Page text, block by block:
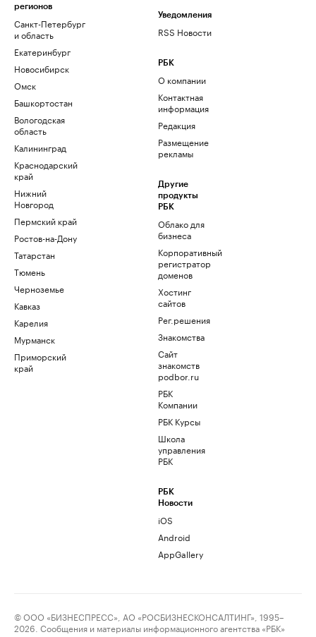
регионов
Санкт-Петербург
и область
Екатеринбург
Новосибирск
Омск
Башкортостан
Вологодская
область
Калининград
Краснодарский
край
Нижний
Новгород
Пермский край
Ростов-на-Дону
Татарстан
Тюмень
Черноземье
Кавказ
Карелия
Мурманск
Приморский
край
Уведомления
RSS Новости
РБК
О компании
Контактная
информация
Редакция
Размещение
рекламы
Другие
продукты
РБК
Облако для
бизнеса
Корпоративный
регистратор
доменов
Хостинг
сайтов
Рег.решения
Знакомства
Сайт
знакомств
podbor.ru
РБК
Компании
РБК Курсы
Школа
управления
РБК
РБК
Новости
iOS
Android
AppGallery
© ООО «БИЗНЕСПРЕСС», АО «РОСБИЗНЕСКОНСАЛТИНГ», 1995–
2026. Сообщения и материалы информационного агентства «РБК»